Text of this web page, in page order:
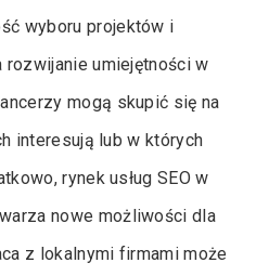
wyboru projektów i
rozwijanie umiejętności w
mogą skupić się na
interesują lub w których
rynek usług SEO w
nowe możliwości dla
z lokalnymi firmami może